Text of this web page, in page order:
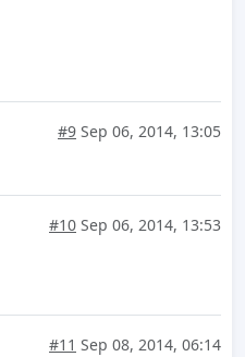
#9 Sep 06, 2014, 13:05
#10 Sep 06, 2014, 13:53
#11 Sep 08, 2014, 06:14